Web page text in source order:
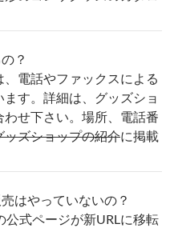
？
電話やファックスによる
す。詳細は、グッズショ
せ下さい。場所、電話番
ッズショップの紹介に掲載
はやっていないの？
式ページが新URLに移転